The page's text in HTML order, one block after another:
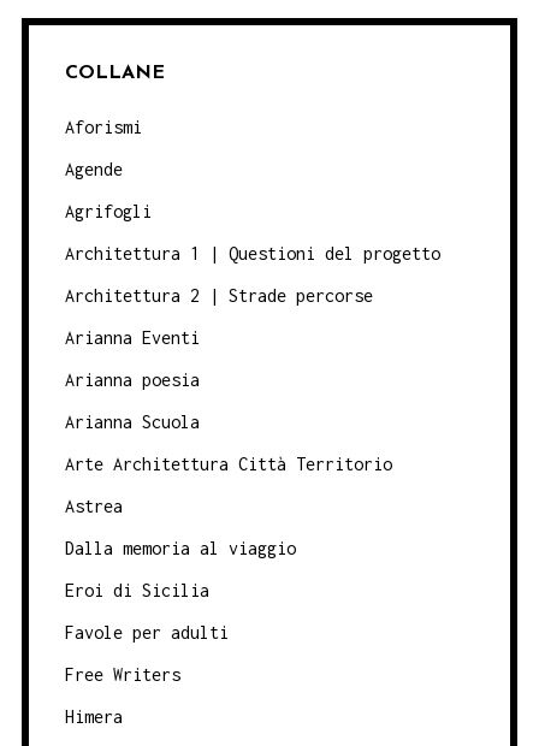
COLLANE
Aforismi
Agende
Agrifogli
Architettura 1 | Questioni del progetto
Architettura 2 | Strade percorse
Arianna Eventi
Arianna poesia
Arianna Scuola
Arte Architettura Città Territorio
Astrea
Dalla memoria al viaggio
Eroi di Sicilia
Favole per adulti
Free Writers
Himera